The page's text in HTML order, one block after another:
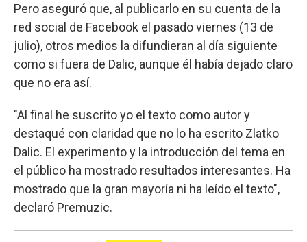
Pero aseguró que, al publicarlo en su cuenta de la
red social de Facebook el pasado viernes (13 de
julio), otros medios la difundieran al día siguiente
como si fuera de Dalic, aunque él había dejado claro
que no era así.
"Al final he suscrito yo el texto como autor y
destaqué con claridad que no lo ha escrito Zlatko
Dalic. El experimento y la introducción del tema en
el público ha mostrado resultados interesantes. Ha
mostrado que la gran mayoría ni ha leído el texto",
declaró Premuzic.